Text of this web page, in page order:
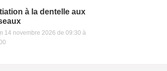
à la dentelle aux
14 novembre 2026 de 09:30 à